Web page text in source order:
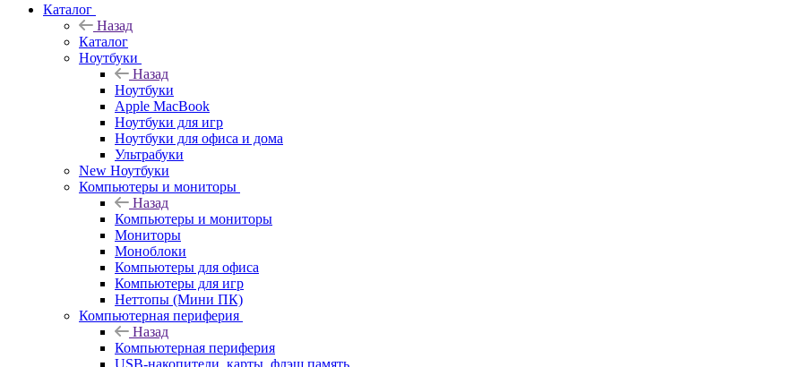
Каталог
Назад
Каталог
Ноутбуки
Назад
Ноутбуки
Apple MacBook
Ноутбуки для игр
Ноутбуки для офиса и дома
Ультрабуки
New Ноутбуки
Компьютеры и мониторы
Назад
Компьютеры и мониторы
Мониторы
Моноблоки
Компьютеры для офиса
Компьютеры для игр
Неттопы (Мини ПК)
Компьютерная периферия
Назад
Компьютерная периферия
USB-накопители, карты, флэш память